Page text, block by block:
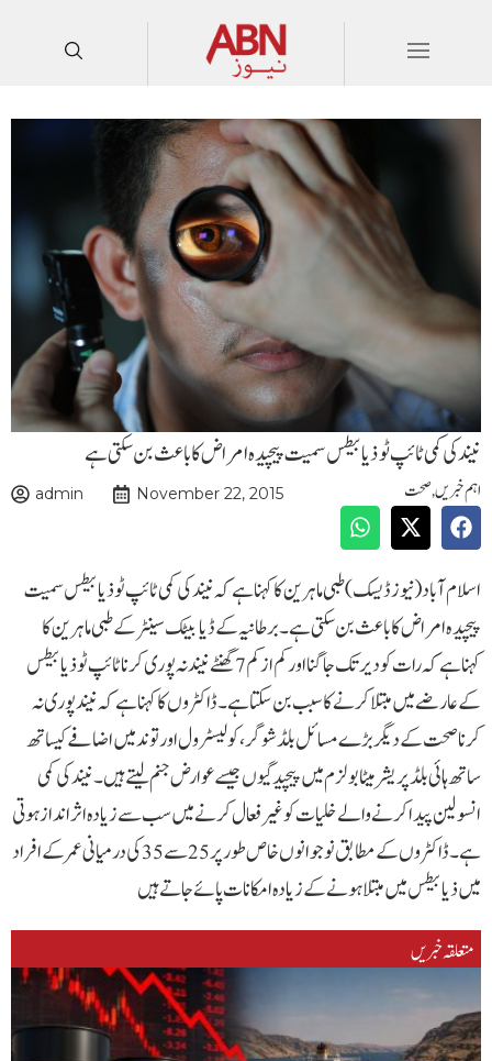
نیند کی کمی ٹائپ ٹو ذیابیطس سمیت پیچیدہ امراض کا باعث بن سکتی ہے
اہم خبریں,صحت admin November 22, 2015
اسلام آباد(نیوز ڈیسک )طبی ماہرین کا کہناہے کہ نیند کی کمی ٹائپ ٹو ذیابیطس سمیت
پیچیدہ امراض کا باعث بن سکتی ہے۔ برطانیہ کے ڈیابیٹک سینٹر کے طبی ماہرین کا
کہناہے کہ رات کو دیر تک جاگنا اور کم ازکم 7گھنٹے نیند نہ پوری کرنا ٹائپ ٹو ذیابیطس
کے عارضے میں مبتلا کرنے کا سبب بن سکتا ہے۔ڈاکٹروں کا کہناہے کہ نیند پوری نہ
کرنا صحت کے دیگر بڑے مسائل بلڈ شوگر ،کولیسٹرول اور توند میں اضافے کیساتھ
ساتھ ہائی بلڈ پریشر میٹا بولزم میں پیچیدگیوں جیسے عوارض جنم لیتے ہیں۔نیند کی کمی
انسولین پیدا کرنے والے خلیات کو غیر فعال کرنے میں سب سے زیادہ اثر انداز ہوتی
ہے۔ڈاکٹروں کے مطابق نوجوانوں خاص طورپر 25سے 35کی درمیانی عمر کے افراد
میں ذیابیطس میں مبتلا ہونے کے زیادہ امکانات پائے جاتے ہیں
متعلقہ خبریں